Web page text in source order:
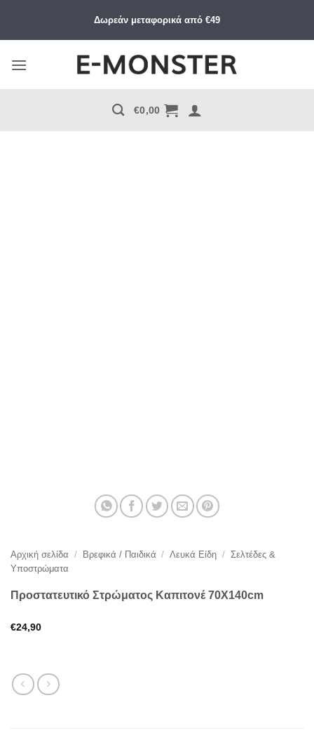
περιεχόμενο
Δωρεάν μεταφορικά από €49
€0,00
Αρχική σελίδα / Βρεφικά / Παιδικά / Λευκά Είδη / Σελτέδες &
Υποστρώματα
Προστατευτικό Στρώματος Καπιτονέ 70Χ140cm
€24,90